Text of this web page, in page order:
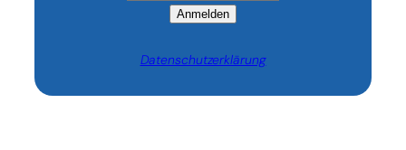
Anmelden
Datenschutzerklärung